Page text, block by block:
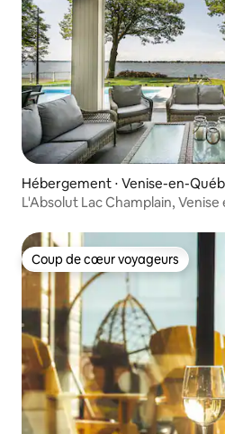
Hébergement ⋅ Venise-en-
L'Absolut Lac Champlain,
Coup de cœur voyageurs
Coup de cœur voyageurs